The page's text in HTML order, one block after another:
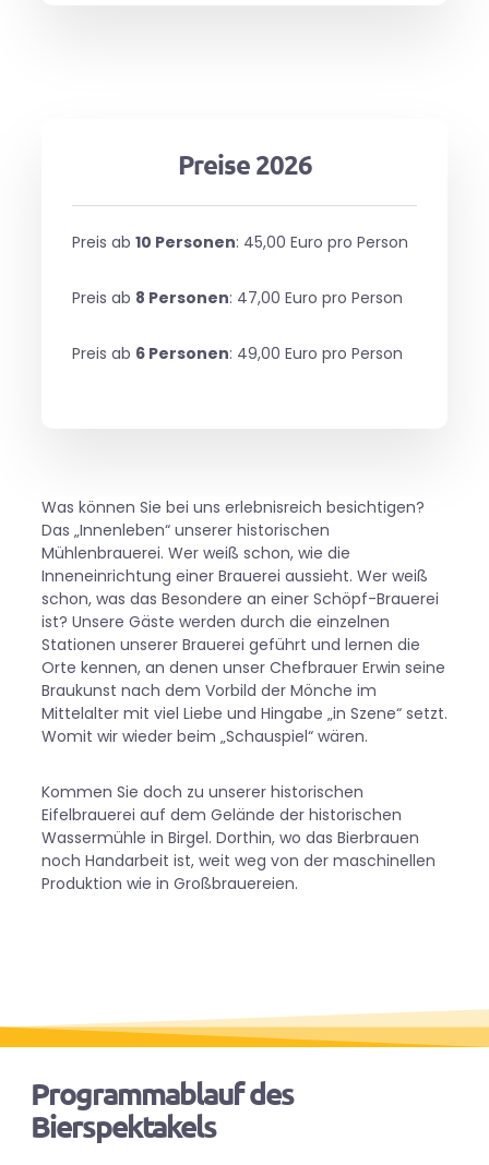
Preise 2026
Preis ab 10 Personen: 45,00 Euro pro Person
Preis ab 8 Personen: 47,00 Euro pro Person
Preis ab 6 Personen: 49,00 Euro pro Person
Was können Sie bei uns erlebnisreich besichtigen?
Das „Innenleben“ unserer historischen
Mühlenbrauerei. Wer weiß schon, wie die
Inneneinrichtung einer Brauerei aussieht. Wer weiß
schon, was das Besondere an einer Schöpf-Brauerei
ist? Unsere Gäste werden durch die einzelnen
Stationen unserer Brauerei geführt und lernen die
Orte kennen, an denen unser Chefbrauer Erwin seine
Braukunst nach dem Vorbild der Mönche im
Mittelalter mit viel Liebe und Hingabe „in Szene“ setzt.
Womit wir wieder beim „Schauspiel“ wären.
Kommen Sie doch zu unserer historischen
Eifelbrauerei auf dem Gelände der historischen
Wassermühle in Birgel. Dorthin, wo das Bierbrauen
noch Handarbeit ist, weit weg von der maschinellen
Produktion wie in Großbrauereien.
Programmablauf des
Bierspektakels